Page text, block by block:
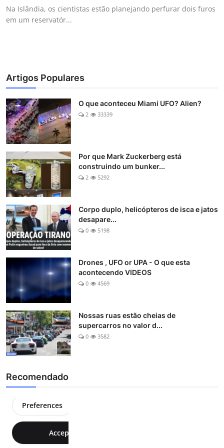
Na Islândia, os cientistas estão planejando perfurar dois furos
em um reservatór...
Artigos Populares
O que aconteceu Miami UFO? Alien?
2 33339
Por que Mark Zuckerberg está
construindo um bunker...
2 5292
Corpo duplo, helicópteros de isca e jatos
desapare...
0 5198
Drones , UFO or UPA - O que esta
acontecendo VIDEOS
0 4569
Nossas ruas estão cheias de
supercarros no valor d...
0 3582
Recomendado